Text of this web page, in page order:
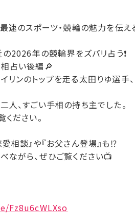
速のスポーツ・競輪の魅力を伝え
2026年の競輪界をズバリ占う❗️
占い後編🔎
リンのトップを走る太田りゆ選手
人、すごい手相の持ち主でした。
ださい。
相談』や『お父さん登場』も⁉️
ながら、ぜひご覧ください📺